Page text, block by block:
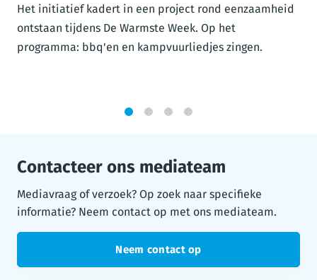
Het initiatief kadert in een project rond eenzaamheid
ontstaan tijdens De Warmste Week. Op het
programma: bbq'en en kampvuurliedjes zingen.
Contacteer ons mediateam
Mediavraag of verzoek? Op zoek naar specifieke
informatie? Neem contact op met ons mediateam.
Neem contact op